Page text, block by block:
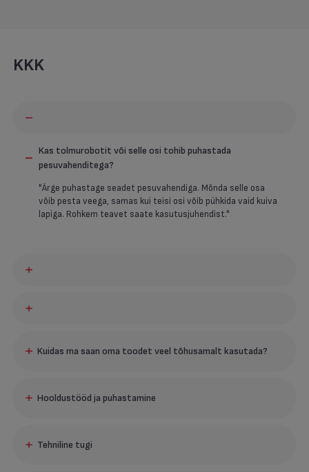
KKK
Kas tolmurobotit või selle osi tohib puhastada
pesuvahenditega?
"Ärge puhastage seadet pesuvahendiga. Mõnda selle osa
võib pesta veega, samas kui teisi osi võib pühkida vaid kuiva
lapiga. Rohkem teavet saate kasutusjuhendist."
Kuidas ma saan oma toodet veel tõhusamalt kasutada?
laadimisjaama mõlemale küljele vähemalt 1,5 m vaba ruumi ja
Hooldustööd ja puhastamine
puhastamiseks teha?
Tehniline tugi